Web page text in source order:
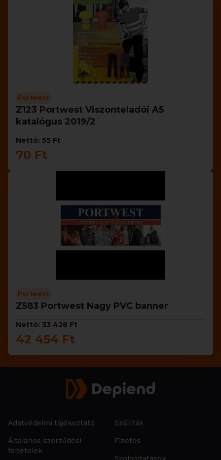
Portwest
Z123 Portwest Viszonteladói A5
katalógus 2019/2
Nettó: 55 Ft
70 Ft
Portwest
Z583 Portwest Nagy PVC banner
Nettó: 33 428 Ft
42 454 Ft
Adatvédelmi tájékoztató
Általános szerződési
feltételek
Szállítás
Fizetés